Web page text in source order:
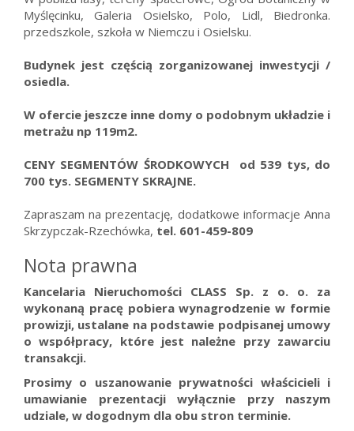
Myślęcinku, Galeria Osielsko, Polo, Lidl, Biedronka.
przedszkole, szkoła w Niemczu i Osielsku.
Budynek jest częścią zorganizowanej inwestycji /
osiedla.
W ofercie jeszcze inne domy o podobnym układzie i
metrażu np 119m2.
CENY SEGMENTÓW ŚRODKOWYCH od 539 tys, do
700 tys. SEGMENTY SKRAJNE.
Zapraszam na prezentację, dodatkowe informacje Anna
Skrzypczak-Rzechówka, tel. 601-459-809
Nota prawna
Kancelaria Nieruchomości CLASS Sp. z o. o. za
wykonaną pracę pobiera wynagrodzenie w formie
prowizji, ustalane na podstawie podpisanej umowy
o współpracy, które jest należne przy zawarciu
transakcji.
Prosimy o uszanowanie prywatności właścicieli i
umawianie prezentacji wyłącznie przy naszym
udziale, w dogodnym dla obu stron terminie.